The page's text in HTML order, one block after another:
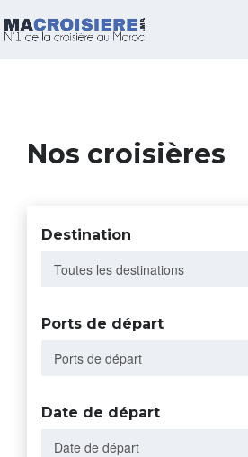
Nos croisières
Destination
Toutes les destinations
Ports de départ
Ports de départ
Date de départ
Date de départ